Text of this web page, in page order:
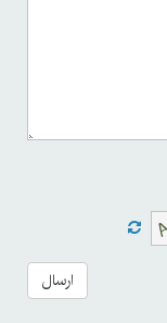
ارسال